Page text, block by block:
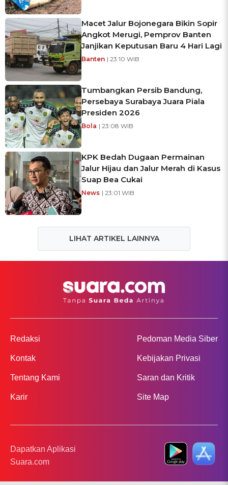
Macet Jalur Bojonegara Bikin Sopir
Angkot Merugi, Pemprov Banten
Janjikan Keputusan Baru 4 Hari Lagi
Banten | 23:10 WIB
Tumbangkan Persib Bandung,
Persebaya Surabaya Juara Piala
Presiden 2026
Bola | 23:08 WIB
KPK Bedah Dugaan Permainan
Jalur Hijau dan Jalur Merah di Kasus
Suap Bea Cukai
News | 23:01 WIB
LIHAT ARTIKEL LAINNYA
Redaksi
Kontak
Tentang Kami
Karir
Pedoman Media Siber
Kebijakan Privasi
Saran dan Kritik
Site Map
Dapatkan Aplikasi
Suara.com